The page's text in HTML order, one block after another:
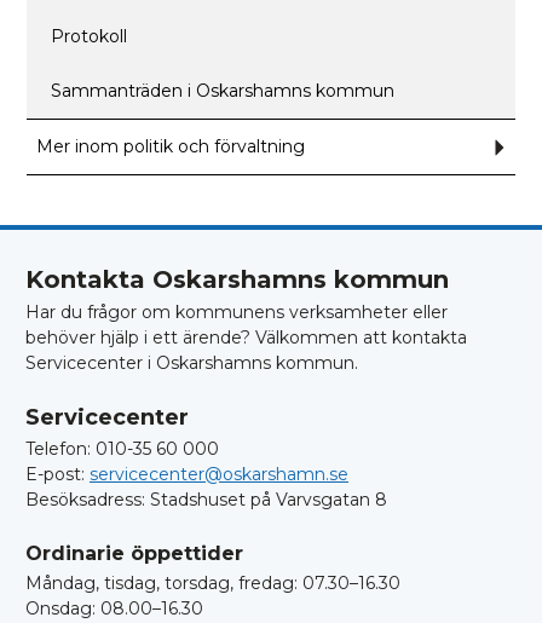
Protokoll
Sammanträden i Oskarshamns kommun
Mer inom politik och förvaltning
Mer
och
Kontakta Oskarshamns kommun
Har du frågor om kommunens verksamheter eller
behöver hjälp i ett ärende? Välkommen att kontakta
Servicecenter i Oskarshamns kommun.
Servicecenter
Telefon: 010-35 60 000
E-post: servicecenter@oskarshamn.se
Besöksadress: Stadshuset på Varvsgatan 8
Ordinarie öppettider
Måndag, tisdag, torsdag, fredag: 07.30–16.30
Onsdag: 08.00–16.30